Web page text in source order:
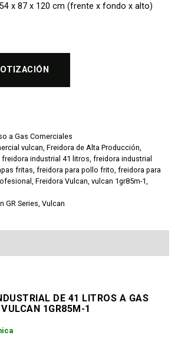
x 87 x 120 cm (frente x fondo x alto)
a Gas Comerciales
vulcan Freidora de Alta Producción
freidora industrial 41 litros freidora industrial
fritas freidora para pollo frito freidora para
Freidora Vulcan vulcan 1gr85m-1
GR Series Vulcan
DE 41 LITROS A GAS
VULCAN 1GR85M-1